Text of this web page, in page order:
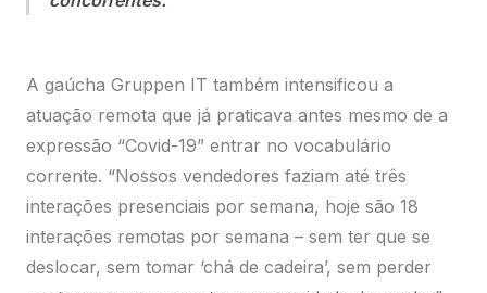
corrente. “Nossos vendedores faziam até três
interações remotas por semana – sem ter que se
deslocar, sem tomar ‘chá de cadeira’, sem perder
um tempo que nunca teve necessidade de perder”,
nos contou o CEO da empresa, Felipe Jacobs, em
uma matéria publicada em outubro pela
Comunidade Scansource.
Já no caso da paulista Automatizando, foram